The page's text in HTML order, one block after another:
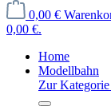
0,00 €
0,00 €.
Home
Modellbahn
Zur